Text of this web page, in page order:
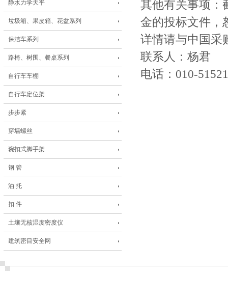
静水力学天平
垃圾箱、果皮箱、花盆系列
保洁车系列
路椅、树围、餐桌系列
自行车车棚
自行车定位架
步步紧
穿墙螺丝
琬扣式脚手架
钢 管
油 托
扣 件
土壤无核湿度密度仪
建筑密目安全网
其他有关事项：
金的投标文件，
详情请与中国采
联系人：杨君
电话：010-